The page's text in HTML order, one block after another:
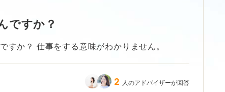
ですか？
すか？ 仕事をする意味がわかりません。
2 人のアドバイザーが回答